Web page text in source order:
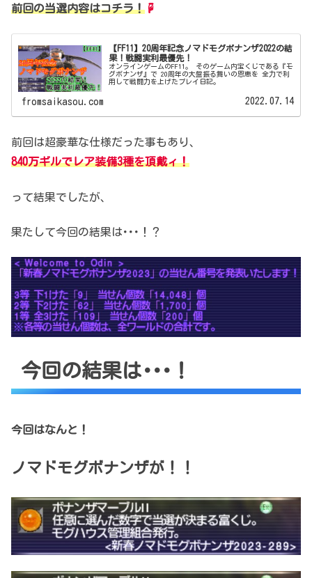
前回の当選内容はコチラ！ ☟
【FF11】20周年記念ノマドモグボナンザ2022の結
果！戦闘実利最優先！
オンラインゲームのFF11。 そのゲーム内宝くじである『モ
グボナンザ』で 20周年の大盤振る舞いの恩恵を 全力で利
用して戦闘力を上げたプレイ日記。
fromsaikasou.com 2022.07.14
前回は超豪華な仕様だった事もあり、
840万ギルでレア装備3種を頂戴ィ！
って結果でしたが、
果たして今回の結果は･･･！？
今回の結果は･･･！
今回はなんと！
ノマドモグボナンザが！！